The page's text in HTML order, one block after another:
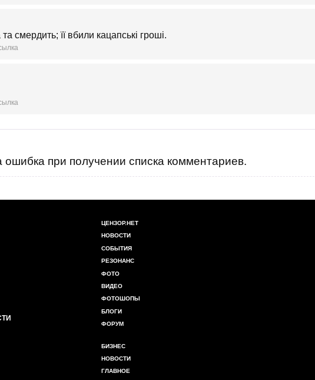
смердить; її вбили кацапські гроші.
при получении списка комментариев.
ЦЕНЗОР.НЕТ
НОВОСТИ
СОБЫТИЯ
РЕЗОНАНС
ФОТО
ВИДЕО
ФОТОШОПЫ
БЛОГИ
ФОРУМ
БИЗНЕС
НОВОСТИ
ГЛАВНОЕ